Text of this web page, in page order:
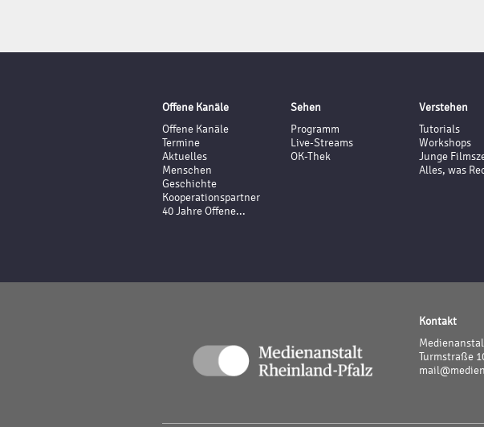
Offene Kanäle
Offene Kanäle
Termine
Aktuelles
Menschen
Geschichte
Kooperationspartner
40 Jahre Offene...
Sehen
Programm
Live-Streams
OK-Thek
Verstehen
Tutorials
Workshops
Junge
Alles, was
Kontakt
Turmstraße